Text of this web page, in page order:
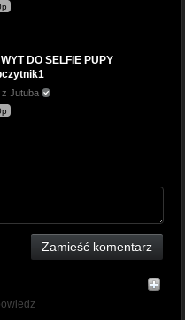
DO SELFIE PUPY
z Jutuba
Zamieść komentarz